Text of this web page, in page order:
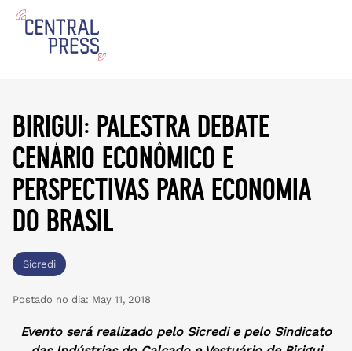
birigui: palestra debate
cenário econômico e
perspectivas para economia
do brasil
Sicredi
Postado no dia: May 11, 2018
Evento será realizado pelo Sicredi e pelo Sindicato